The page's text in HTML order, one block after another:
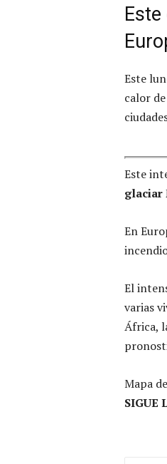
Este
calor
Este
glaciar
En
El
varias
África,
Mapa
SIGUE